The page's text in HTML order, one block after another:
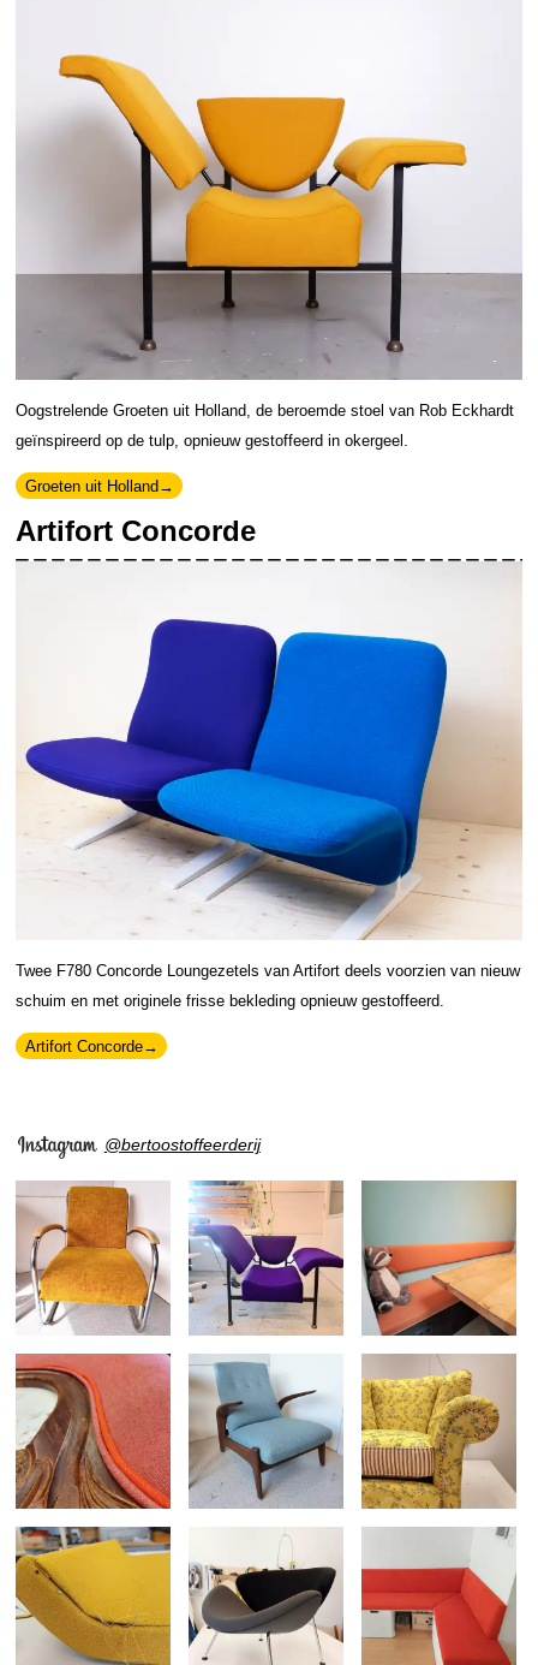
Oogstrelende Groeten uit Holland, de beroemde stoel van Rob Eckhardt
geïnspireerd op de tulp, opnieuw gestoffeerd in okergeel.
Groeten uit Holland
Artifort Concorde
Twee F780 Concorde Loungezetels van Artifort deels voorzien van nieuw
schuim en met originele frisse bekleding opnieuw gestoffeerd.
Artifort Concorde
@bertoostoffeerderij